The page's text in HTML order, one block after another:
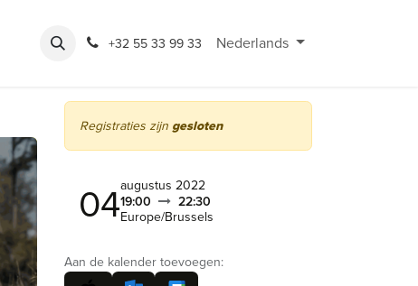
Rondeshop Contact en openingsuren Bereikbaarheid
+32 55 33 99 33 Nederlands
Registraties zijn gesloten
04augustus 2022
19:00 22:30
Europe/Brussels
Aan de kalender toevoegen: